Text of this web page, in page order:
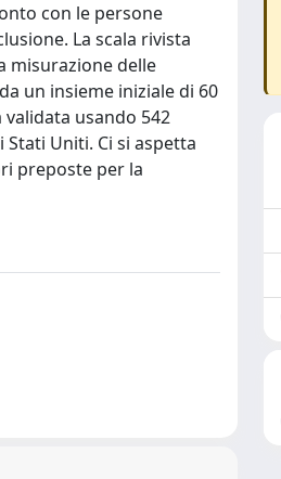
con le persone
La scala rivista
misurazione delle
un insieme iniziale di 60
usando 542
Uniti. Ci si aspetta
preposte per la